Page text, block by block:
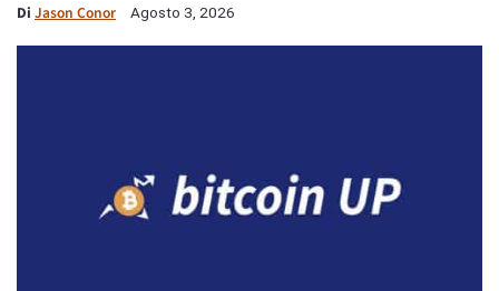
Di Jason Conor Agosto 3, 2026